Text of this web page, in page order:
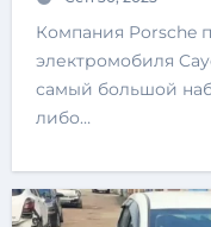
Компания Porsche представила интерьер будущего
электромобиля
самый большой
либо…